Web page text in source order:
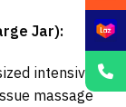
Jar):
intensive
massage